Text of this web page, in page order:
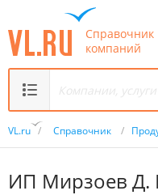
Справочник
компаний
VL.ru / Справочник /
ИП Мирзоев Д.